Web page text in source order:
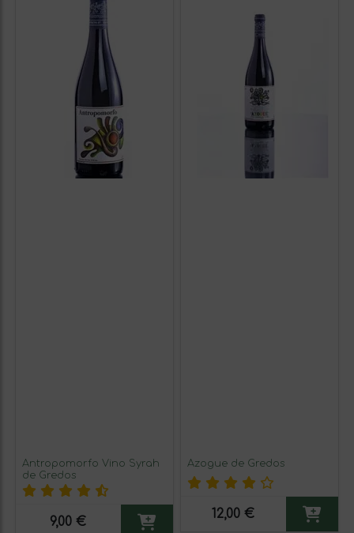
Antropomorfo Vino Syrah
de Gredos
9,00 €
Azogue de Gredos
12,00 €